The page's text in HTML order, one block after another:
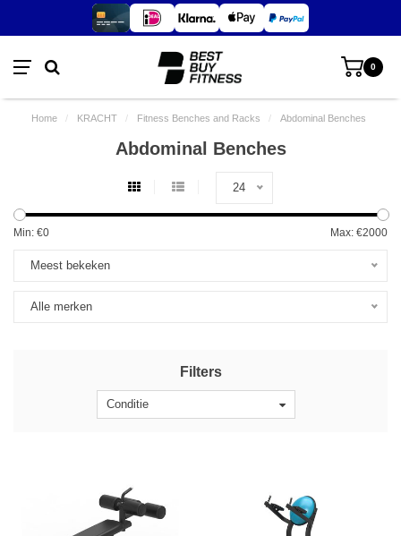
0
Home / KRACHT / Fitness Benches and Racks / Abdominal Benches
Abdominal Benches
24
Min: €0 Max: €2000
Meest bekeken
Alle merken
Filters
Conditie